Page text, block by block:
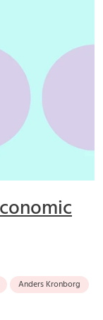
Anders Kronborg